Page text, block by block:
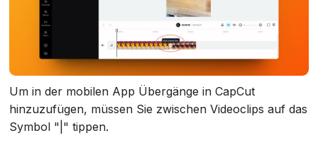
Um in der mobilen App Übergänge in CapCut
hinzuzufügen, müssen Sie zwischen Videoclips auf das
Symbol "|" tippen.